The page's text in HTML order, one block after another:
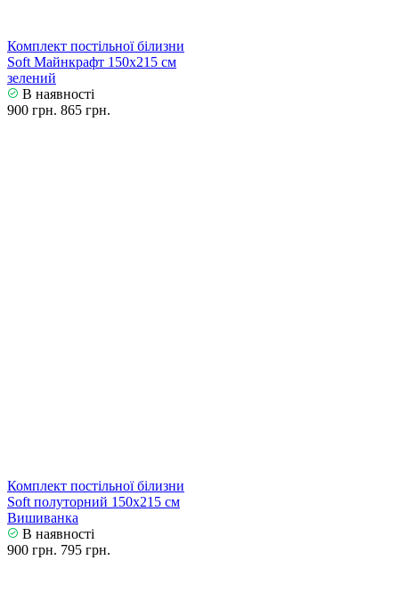
Комплект постільної білизни
Soft Майнкрафт 150х215 см
зелений
В наявності
900 грн. 865 грн.
Комплект постільної білизни
Soft полуторний 150х215 см
Вишиванка
В наявності
900 грн. 795 грн.